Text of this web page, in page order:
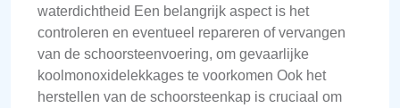
waterdichtheid Een belangrijk aspect is het
controleren en eventueel repareren of vervangen
van de schoorsteenvoering, om gevaarlijke
koolmonoxidelekkages te voorkomen Ook het
herstellen van de schoorsteenkap is cruciaal om